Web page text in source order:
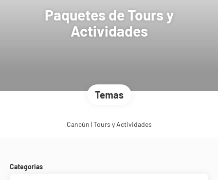
Paquetes de Tours y
Actividades
Temas
Cancún | Tours y Actividades
Categorias